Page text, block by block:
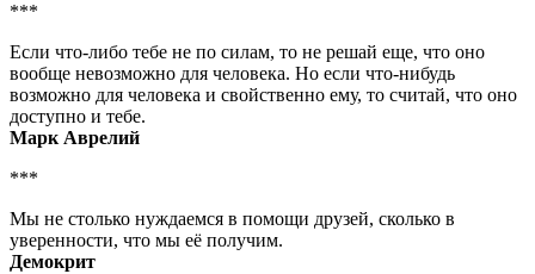
***
Если что-либо тебе не по силам, то не решай еще, что оно
вообще невозможно для человека. Но если что-нибудь
возможно для человека и свойственно ему, то считай, что оно
доступно и тебе.
Марк Аврелий
***
Мы не столько нуждаемся в помощи друзей, сколько в
уверенности, что мы её получим.
Демокрит